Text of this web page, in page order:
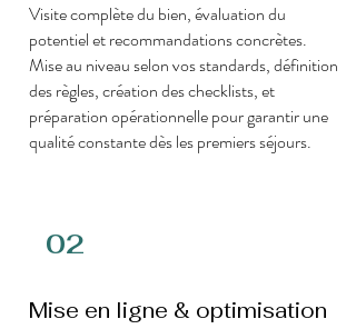
Visite complète du bien, évaluation du
potentiel et recommandations concrètes.
Mise au niveau selon vos standards, définition
des règles, création des checklists, et
préparation opérationnelle pour garantir une
qualité constante dès les premiers séjours.
02
Mise en ligne & optimisation